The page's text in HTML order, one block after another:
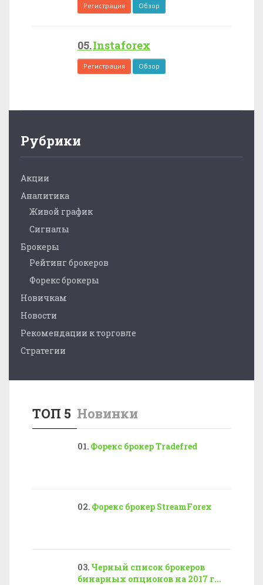
Регистрация Обзор
Instaforex
Регистрация Обзор
Рубрики
Акции
Аналитика
Живой график
Сигналы
Брокеры
Рейтинг брокеров
Форекс брокеры
Новичкам
Новости
Рекомендации к торговле
Стратегии
ТОП 5 Новинки
Форекс брокер Tradefred
Форекс брокер StreamForex
Черный список брокеров
бинарных опционов на 2017 г...